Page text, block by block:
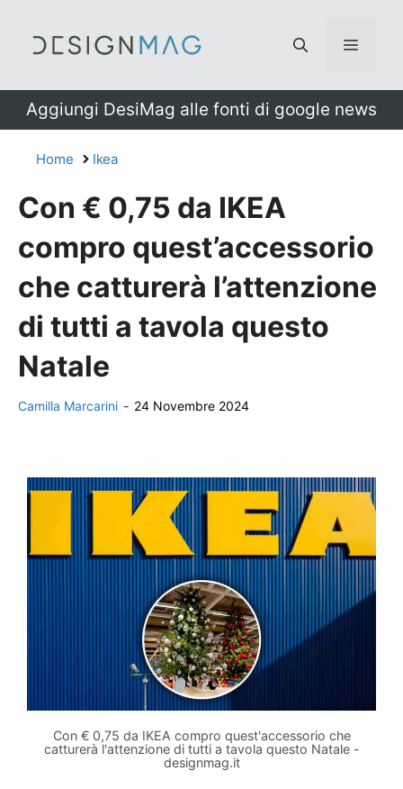
Menu
Aggiungi DesiMag alle fonti di google news
Home Ikea
Con € 0,75 da IKEA
compro quest’accessorio
che catturerà l’attenzione
di tutti a tavola questo
Natale
Camilla Marcarini - 24 Novembre 2024
Con € 0,75 da IKEA compro quest'accessorio che
catturerà l'attenzione di tutti a tavola questo Natale -
designmag.it